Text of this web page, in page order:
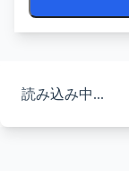
読み込み中...